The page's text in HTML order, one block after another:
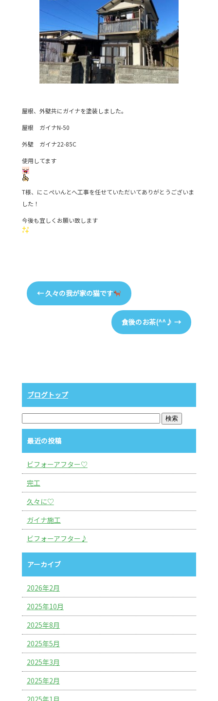
屋根、外壁共にガイナを塗装しました。
屋根 ガイナN-50
外壁 ガイナ22-85C
使用してます
T様、にこぺいんとへ工事を任せていただいてありがとうございま
した！
今後も宜しくお願い致します
←久々の我が家の猫です
食後のお茶(^^♪→
ブログトップ
最近の投稿
ビフォーアフター♡
完工
久々に♡
ガイナ施工
ビフォーアフター♪
アーカイブ
2026年2月
2025年10月
2025年8月
2025年5月
2025年3月
2025年2月
2025年1月